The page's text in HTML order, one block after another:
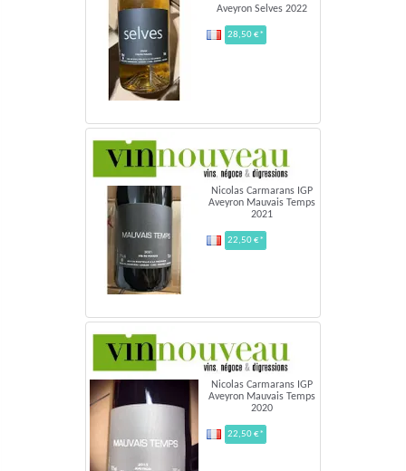
Aveyron Selves 2022
28,50 €*
Nicolas Carmarans IGP
Aveyron Mauvais Temps
2021
22,50 €*
Nicolas Carmarans IGP
Aveyron Mauvais Temps
2020
22,50 €*